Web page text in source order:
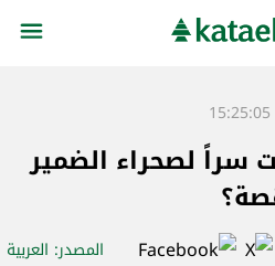
سراً لصحراء الضمير
المصدر: العربية